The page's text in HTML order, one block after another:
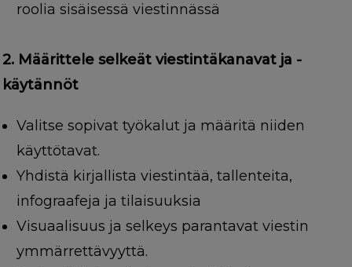
roolia sisäisessä viestinnässä
2. Määrittele selkeät viestintäkanavat ja -
käytännöt
Valitse sopivat työkalut ja määritä niiden
käyttötavat.
Yhdistä kirjallista viestintää, tallenteita,
infograafeja ja tilaisuuksia
Visuaalisuus ja selkeys parantavat viestin
ymmärrettävyyttä.